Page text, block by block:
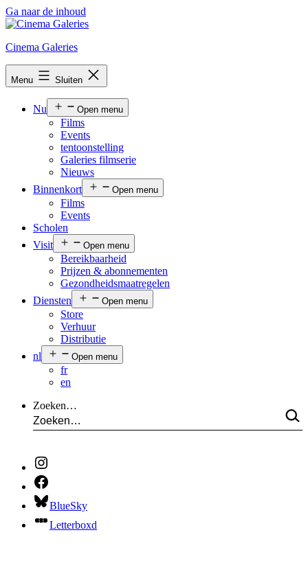
Ga naar de inhoud
Cinema Galeries
Menu Sluiten
Nu Open menu
Films
Events
tentoonstelling
Galeries filmserie
Nieuws
Binnenkort
Open menu
Films
Events
Scholen
Visit
Open menu
Bereikbaarheid
Prijzen & abonnementen
Gezondheidsmaatregelen
Diensten
Open menu
Store
Verhuur
Distributie
nl
Open menu
fr
en
Zoeken…
BlueSky
Letterboxd